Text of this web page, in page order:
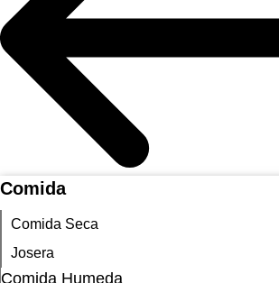
Comida
Comida Seca
Josera
Comida Humeda